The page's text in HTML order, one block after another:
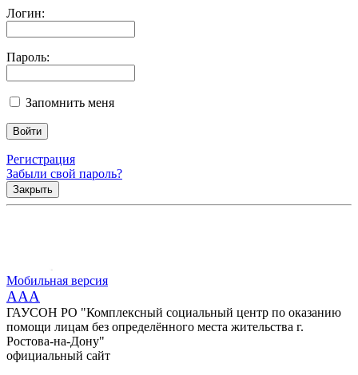
Логин:
Пароль:
Запомнить меня
Регистрация
Забыли свой пароль?
Закрыть
Мобильная версия
AAA
ГАУСОН РО "Комплексный социальный центр по оказанию
помощи лицам без определённого места жительства г.
Ростова-на-Дону"
официальный сайт